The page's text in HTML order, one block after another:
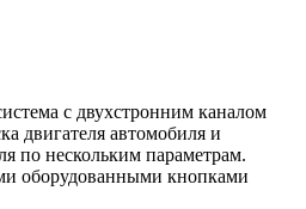
с двухстронним каналом
двигателя автомобиля и
по нескольким параметрам.
оборудованными кнопками